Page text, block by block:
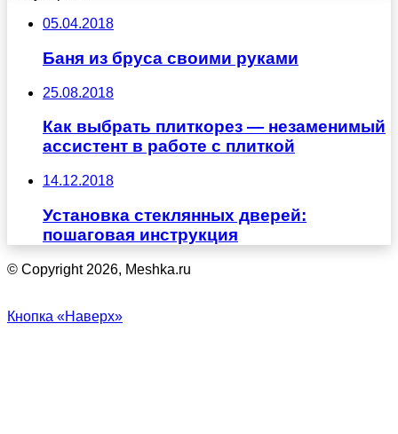
05.04.2018
Баня из бруса своими руками
25.08.2018
Как выбрать плиткорез — незаменимый
ассистент в работе с плиткой
14.12.2018
Установка стеклянных дверей:
пошаговая инструкция
© Copyright 2026, Meshka.ru
Кнопка «Наверх»